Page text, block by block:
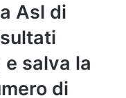
Asl di
salva la
di